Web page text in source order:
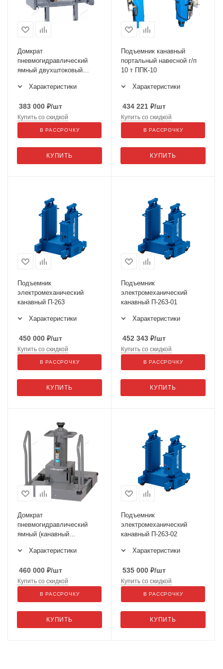
Домкрат
пневмогидравлический
ямный двухштоковый
N502TХарактеристики
383 000 ₽/шт
КУПИТЬ
Купить со скидкой
В РАССРОЧКУ
Подъемник канавный
портальный навесной г/п
10 т ППК-10
Характеристики
434 221 ₽/шт
КУПИТЬ
Купить со скидкой
В РАССРОЧКУ
Подъемник
электромеханический
канавный П-263
Характеристики
450 000 ₽/шт
КУПИТЬ
Купить со скидкой
В РАССРОЧКУ
Подъемник
электромеханический
канавный П-263-01
Характеристики
452 343 ₽/шт
КУПИТЬ
Купить со скидкой
В РАССРОЧКУ
Домкрат
пневмогидравлический
ямный (канавный
Характеристики
460 000 ₽/шт
КУПИТЬ
Купить со скидкой
В РАССРОЧКУ
Подъемник
электромеханический
канавный П-263-02
Характеристики
535 000 ₽/шт
КУПИТЬ
Купить со скидкой
В РАССРОЧКУ